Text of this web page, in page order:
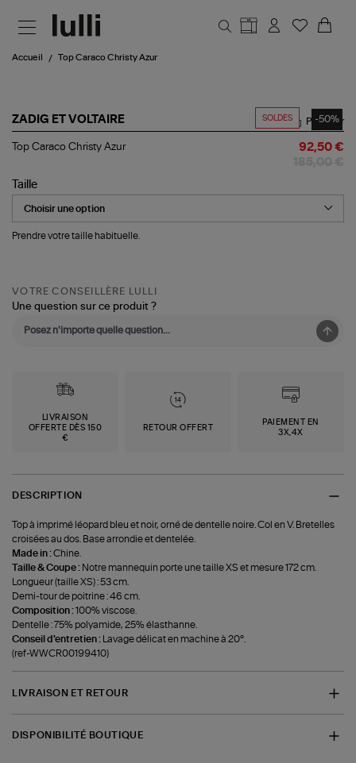
Accueil Top Caraco Christy Azur
SOLDES -50%
ZADIG ET VOLTAIRE
Top
Azur
Partager
Top Caraco Christy Azur 92,50 €
Taille
Prendre votre taille habituelle.
VOTRE CONSEILLÈRE LULLI
Une question sur ce produit ?
LIVRAISON
OFFERTE DÈS 150
€
RETOUR OFFERT
PAIEMENT EN
3X,4X
DESCRIPTION
Top à imprimé léopard bleu et noir, orné de dentelle noire. Col en V. Bretelles
croisées au dos. Base arrondie et dentelée.
Made in :Chine.
Taille & Coupe : Notre mannequin porte une taille XS et mesure 172 cm.
Longueur (taille XS) : 53 cm.
Demi-tour de poitrine : 46 cm.
Composition :100% viscose.
Dentelle : 75% polyamide, 25% élasthanne.
Conseil d'entretien :
Lavage délicat en machine à 20°.
(ref-WWCR00199410)
LIVRAISON ET RETOUR
DISPONIBILITÉ BOUTIQUE